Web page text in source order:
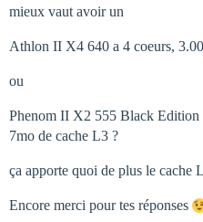
mieux vaut avoir un
Athlon II X4 640 a 4 coeurs,
ou
Phenom II X2 555 Black
7mo de cache L3 ?
ça apporte quoi de plus le cache
Encore merci pour tes réponses